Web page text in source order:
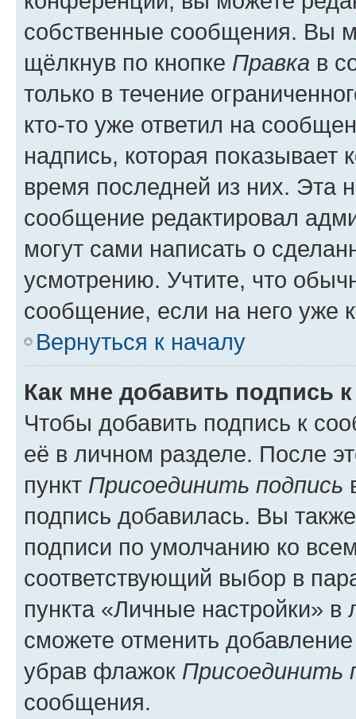
собственные сообщения. Вы
щёлкнув по кнопке Правка в
только в течение
кто-то уже ответил на
надпись, которая показывает
время последней из них. Эта
сообщение редактировал
могут сами написать о
усмотрению. Учтите, что
сообщение, если на него уже
Вернуться к началу
Как мне добавить подпись
Чтобы добавить подпись к
её в личном разделе. После
пункт Присоединить подпись
подпись добавилась. Вы
подписи по умолчанию ко
соответствующий выбор в
пункта «Личные настройки»
сможете отменить
убрав флажок Присоединить
сообщения.